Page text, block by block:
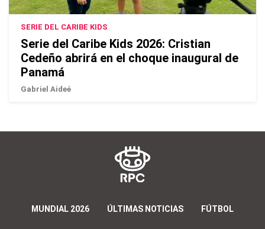
SERIE DEL CARIBE KIDS
Serie del Caribe Kids 2026: Cristian
Cedeño abrirá en el choque inaugural de
Panamá
Gabriel Aideé
MUNDIAL 2026 ÚLTIMAS NOTICIAS FÚTBOL